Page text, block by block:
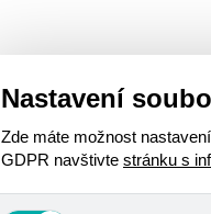
Nastavení
Zde máte možnost
GDPR navštivte stránku s